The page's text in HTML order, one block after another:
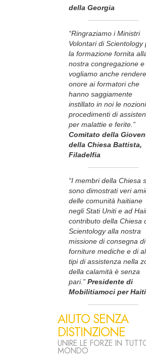
della Georgia
“Ringraziamo i Ministri
Volontari di Scientology
la formazione fornita
nostra congregazione e
vogliamo anche rendere
onore ai formatori che
hanno saggiamente
instillato in noi le
procedimenti di
per malattie e ferite.”
Comitato della
della Chiesa Battista,
Filadelfia
“I membri della Chiesa
sono dimostrati veri
delle comunità haitiane
negli Stati Uniti e ad
contributo della Chiesa
Scientology alla nostra
missione di consegna di
forniture mediche e di
tipi di assistenza nella
della calamità è senza
pari.” Presidente di
Mobilitiamoci per Haiti
AIUTO SENZA
DISTINZIONE
UNIRE LE FORZE IN
MONDO